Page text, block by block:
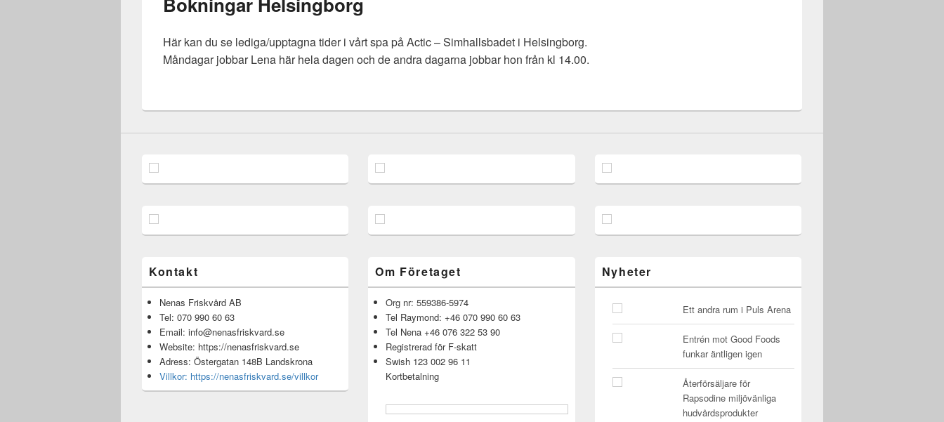
Här kan du se lediga/upptagna tider i vårt spa på Actic – Simhallsbadet i Helsingborg.
Måndagar jobbar Lena här hela dagen och de andra dagarna jobbar hon från kl 14.00.
Kontakt
Nenas Friskvård AB
Tel: 070 990 60 63
Email: info@nenasfriskvard.se
Website: https://nenasfriskvard.se
Adress: Östergatan 148B Landskrona
Villkor: https://nenasfriskvard.se/villkor
Om Företaget
Org nr: 559386-5974
Tel Raymond: +46 070 990 60 63
Tel Nena +46 076 322 53 90
Registrerad för F-skatt
Swish 123 002 96 11
Kortbetalning
Nyheter
Ett andra rum i Puls Arena
Entrén mot Good Foods
funkar äntligen igen
Återförsäljare för
Rapsodine miljövänliga
hudvårdsprodukter